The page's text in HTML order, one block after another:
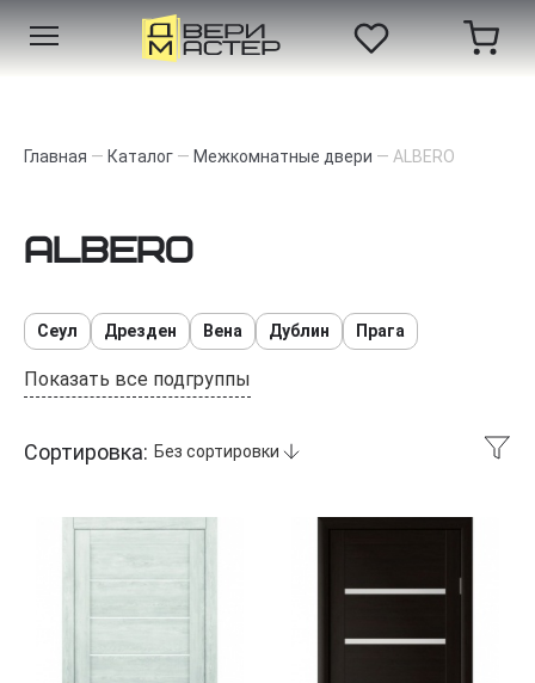
Главная — Каталог — Межкомнатные двери — ALBERO
ALBERO
Сеул Дрезден Вена Дублин Прага
Показать все подгруппы
Сортировка: Без сортировки